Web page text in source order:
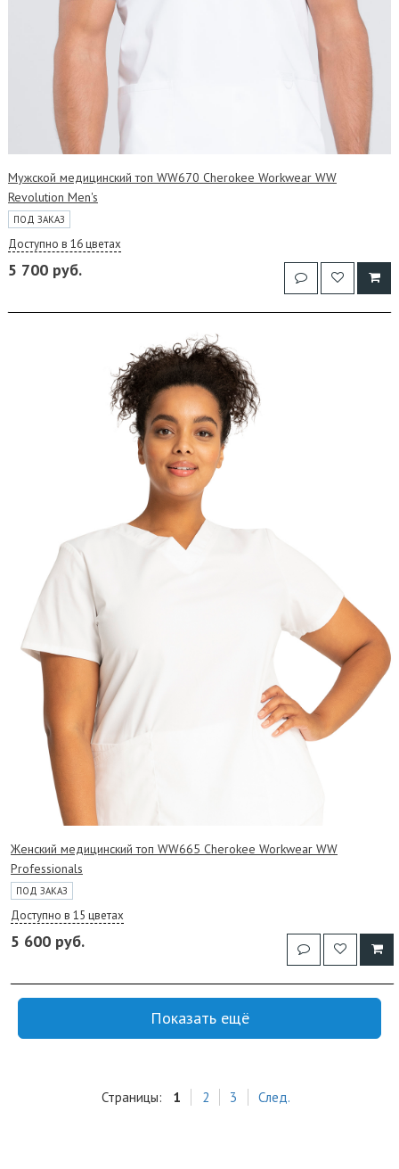
Мужской медицинский топ WW670 Cherokee Workwear WW
Revolution Men's
ПОД ЗАКАЗ
Доступно в 16 цветах
5 700 руб.
Женский медицинский топ WW665 Cherokee Workwear WW
Professionals
ПОД ЗАКАЗ
Доступно в 15 цветах
5 600 руб.
Показать ещё
Страницы: 1 2 3 След.